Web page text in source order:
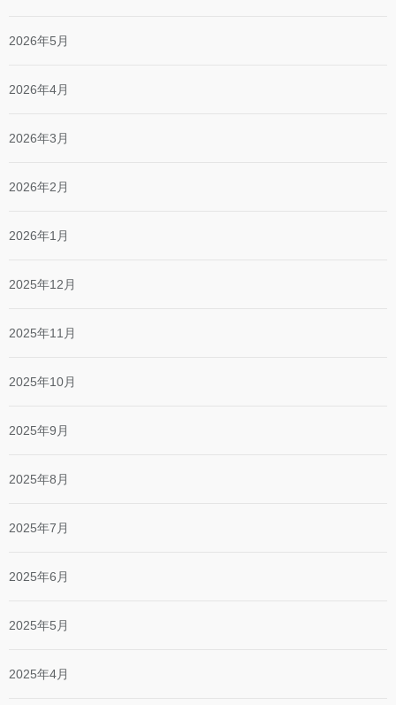
2026年5月
2026年4月
2026年3月
2026年2月
2026年1月
2025年12月
2025年11月
2025年10月
2025年9月
2025年8月
2025年7月
2025年6月
2025年5月
2025年4月